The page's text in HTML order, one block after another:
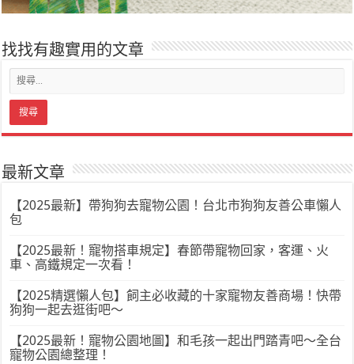
找找有趣實用的文章
最新文章
【2025最新】帶狗狗去寵物公園！台北市狗狗友善公車懶人
包
【2025最新！寵物搭車規定】春節帶寵物回家，客運、火
車、高鐵規定一次看！
【2025精選懶人包】飼主必收藏的十家寵物友善商場！快帶
狗狗一起去逛街吧～
【2025最新！寵物公園地圖】和毛孩一起出門踏青吧～全台
寵物公園總整理！